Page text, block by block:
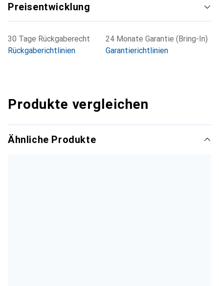
Preisentwicklung
30 Tage Rückgaberecht
Rückgaberichtlinien
24 Monate Garantie (Bring-In)
Garantierichtlinien
Produkte vergleichen
Ähnliche Produkte